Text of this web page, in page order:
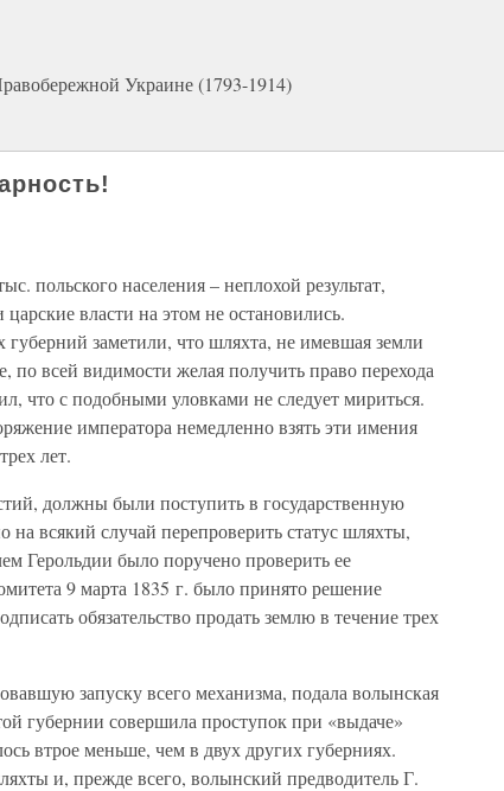
Украине (1793-1914)
польского населения – неплохой результат,
власти на этом не остановились.
заметили, что шляхта, не имевшая земли
по всей видимости желая получить право перехода
что с подобными уловками не следует мириться.
императора немедленно взять эти имения
лет.
должны были поступить в государственную
всякий случай перепроверить статус шляхты,
Герольдии было поручено проверить ее
9 марта 1835 г. было принято решение
обязательство продать землю в течение трех
запуску всего механизма, подала волынская
губернии совершила проступок при «выдаче»
втрое меньше, чем в двух других губерниях.
и, прежде всего, волынский предводитель Г.